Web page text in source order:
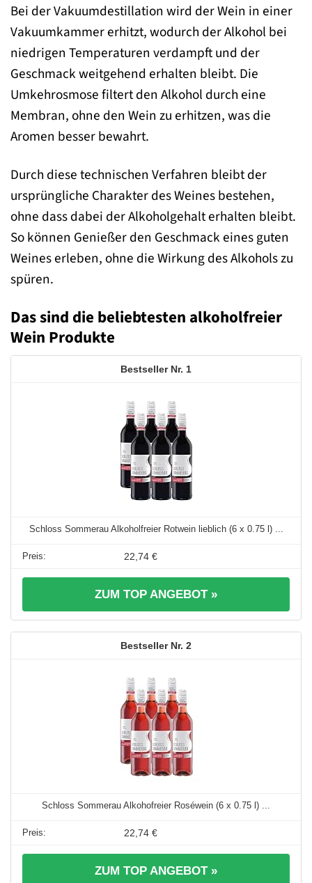
Bei der Vakuumdestillation wird der Wein in einer
Vakuumkammer erhitzt, wodurch der Alkohol bei
niedrigen Temperaturen verdampft und der
Geschmack weitgehend erhalten bleibt. Die
Umkehrosmose filtert den Alkohol durch eine
Membran, ohne den Wein zu erhitzen, was die
Aromen besser bewahrt.
Durch diese technischen Verfahren bleibt der
ursprüngliche Charakter des Weines bestehen,
ohne dass dabei der Alkoholgehalt erhalten bleibt.
So können Genießer den Geschmack eines guten
Weines erleben, ohne die Wirkung des Alkohols zu
spüren.
Das sind die beliebtesten alkoholfreier
Wein Produkte
1
Schloss Sommerau Alkoholfreier Rotwein lieblich (6 x 0.75 l) ...
22,74 €
ZUM TOP ANGEBOT »
2
Schloss Sommerau Alkohofreier Roséwein (6 x 0.75 l) ...
22,74 €
ZUM TOP ANGEBOT »